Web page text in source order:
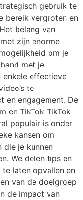
gebruik te
bereik vergroten en
belang van
zijn enorme
om je
met je
enkele effectieve
te
en engagement. De
en TikTok TikTok
populair is onder
kansen om
die je kunnen
We delen tips en
te laten opvallen en
van de doelgroep
de impact van